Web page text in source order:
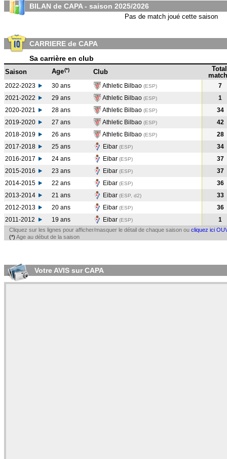
BILAN de CAPA - saison 2025/2026
Pas de match joué cette saison
CARRIERE de CAPA
Sa carrière en club
Saison Age(*) Club
Total
2022-2023 30 ans Athletic Bilbao (ESP)
7
2021-2022
29 ans Athletic Bilbao (ESP)
1
2020-2021
28 ans Athletic Bilbao (ESP)
34
2019-2020
27 ans Athletic Bilbao (ESP)
42
2018-2019
26 ans Athletic Bilbao (ESP)
28
2017-2018
25 ans Eibar (ESP)
34
2016-2017
24 ans Eibar (ESP)
37
2015-2016
23 ans Eibar (ESP)
37
2014-2015
22 ans Eibar (ESP)
36
2013-2014
21 ans Eibar (ESP, d2)
33
2012-2013
20 ans Eibar (ESP)
36
2011-2012
19 ans Eibar (ESP) 1
Cliquez sur les lignes pour afficher/masquer le détail de chaque saison ou cliquez ici
(*) Age au début de la saison
Votre AVIS sur CAPA